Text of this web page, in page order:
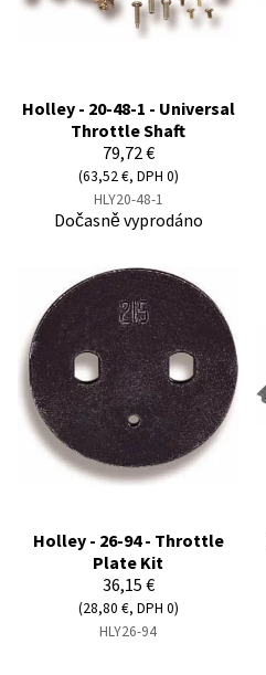
Holley - 20-48-1 - Universal
Throttle Shaft
79,72 €
(63,52 €, DPH 0)
HLY20-48-1
Dočasně vyprodáno
Holley - 26-94 - Throttle
Plate Kit
36,15 €
(28,80 €, DPH 0)
HLY26-94